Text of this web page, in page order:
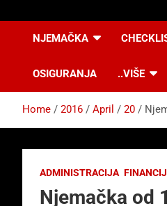
Idemo u
NJEMAČKA
OSIGURANJA ..VIŠE
Home 2016 April 20
ADMINISTRACIJA
Njemačka od